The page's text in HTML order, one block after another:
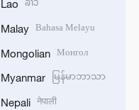
Lao
Malay Bahasa Melayu
Mongolian Монгол
Myanmar မြန်မာဘာသာ
Nepali नेपाली